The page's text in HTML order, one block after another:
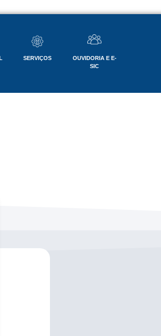
SERVIÇOS
OUVIDORIA E E-
SIC